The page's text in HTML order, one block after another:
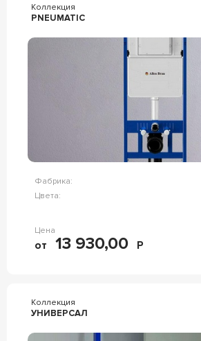
Коллекция
PNEUMATIC
Фабрика:
Цвета:
Цена
от 13 930,00 Р
Коллекция
УНИВЕРСАЛ